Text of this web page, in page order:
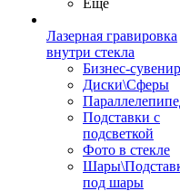
Ещё
Лазерная гравировка
внутри стекла
Бизнес-
Диски\Сферы
Подставки с
подсветкой
Фото в стекле
под шары